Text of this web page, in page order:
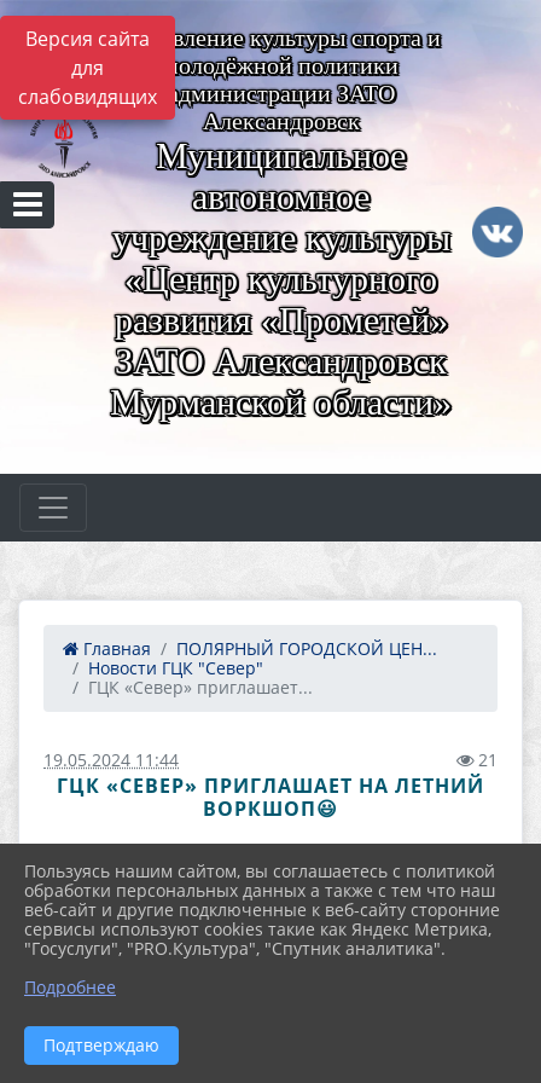
Версия сайта
для
слабовидящих
Управление культуры спорта и
молодёжной политики
администрации ЗАТО
Александровск
Муниципальное
автономное
учреждение культуры
«Центр культурного
развития «Прометей»
ЗАТО Александровск
Мурманской области»
Главная
ПОЛЯРНЫЙ ГОРОДСКОЙ ЦЕН...
Новости ГЦК "Север"
ГЦК «Север» приглашает...
19.05.2024 11:44 21
ГЦК «СЕВЕР» ПРИГЛАШАЕТ НА ЛЕТНИЙ
ВОРКШОП😃
Пользуясь нашим сайтом, вы соглашаетесь с политикой
обработки персональных данных а также с тем что наш
веб-сайт и другие подключенные к веб-сайту сторонние
сервисы используют cookies такие как Яндекс Метрика,
"Госуслуги", "PRO.Культура", "Спутник аналитика".
Подробнее
Подтверждаю